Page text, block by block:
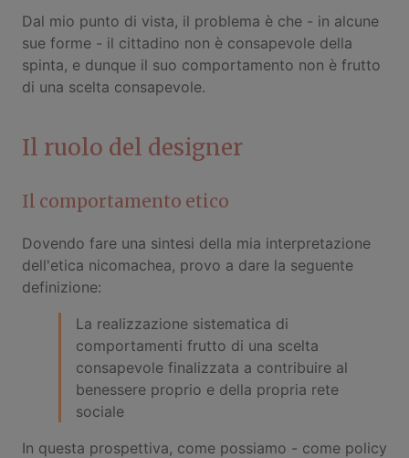
Dal mio punto di vista, il problema è che - in alcune
sue forme - il cittadino non è consapevole della
spinta, e dunque il suo comportamento non è frutto
di una scelta consapevole.
Il ruolo del designer
Il comportamento etico
Dovendo fare una sintesi della mia interpretazione
dell'etica nicomachea, provo a dare la seguente
definizione:
La realizzazione sistematica di
comportamenti frutto di una scelta
consapevole finalizzata a contribuire al
benessere proprio e della propria rete
sociale
In questa prospettiva, come possiamo - come policy